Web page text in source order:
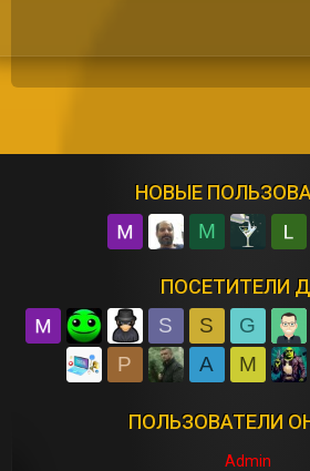
НОВЫЕ
M
ПОСЕТИТЕЛИ
S S G
P
A M
ПОЛЬЗОВАТЕЛИ
Admin